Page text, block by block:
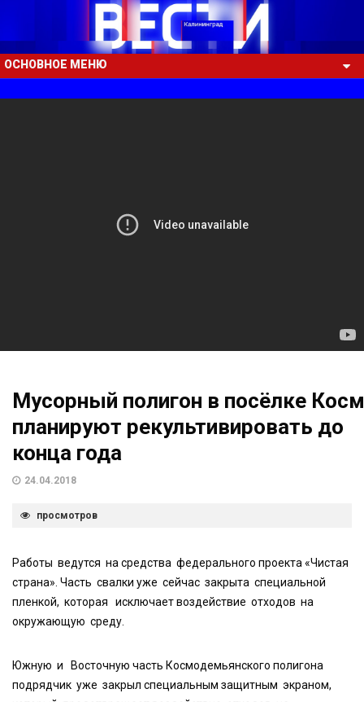
ОСНОВНОЕ МЕНЮ
Мусорный полигон в посёлке
планируют рекультивировать до
конца года
24.04.2018
просмотров
Работы ведутся на средства федерального проекта «Чистая
страна». Часть свалки уже сейчас закрыта специальной
пленкой, которая исключает воздействие отходов на
окружающую среду.
Южную и Восточную часть Космодемьянского полигона
подрядчик уже закрыл специальным защитным экраном,